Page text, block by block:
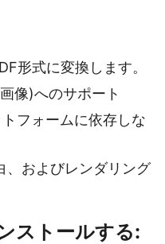
形式に変換します。
像)へのサポート
フォームに依存しな
、およびレンダリング
ストールする: